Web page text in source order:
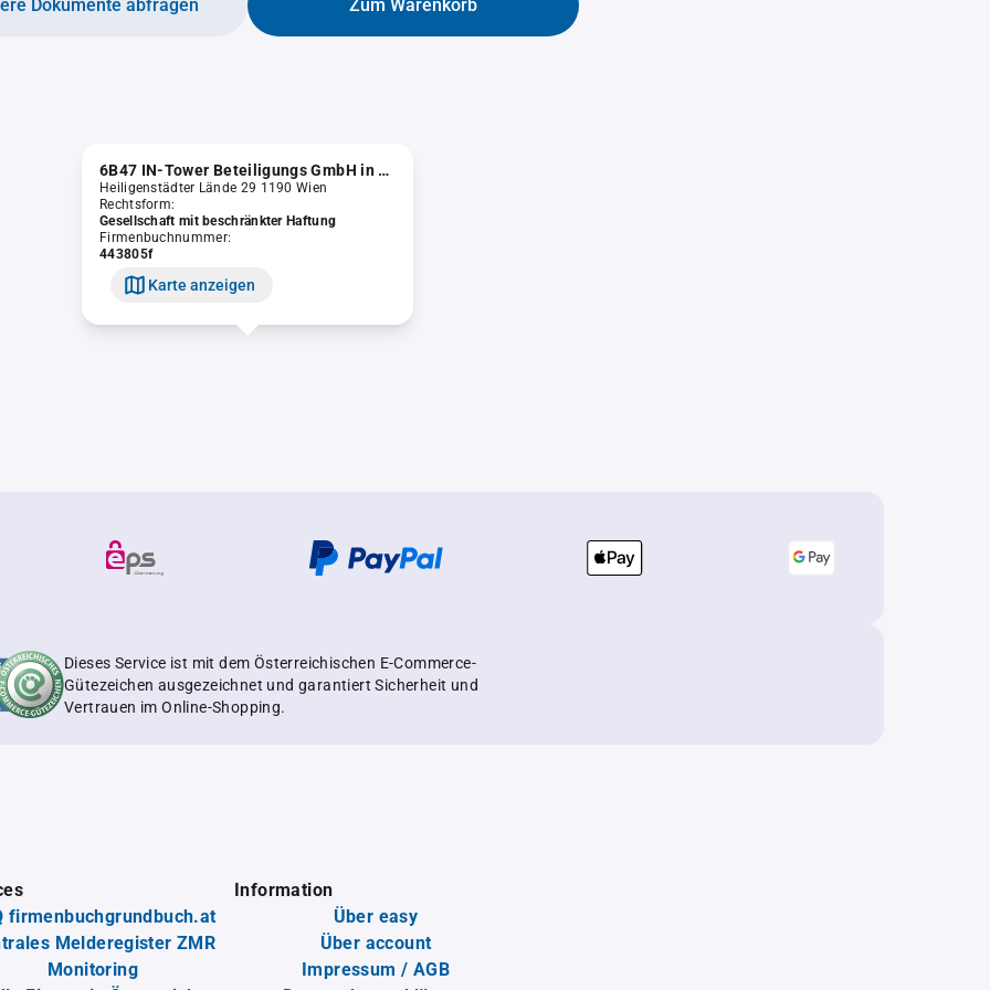
Zum Warenkorb
Dokumente abfragen
6B47 IN-Tower Beteiligungs GmbH in Liqu.
Heiligenstädter Lände 29 1190 Wien
Rechtsform:
Gesellschaft mit beschränkter Haftung
Firmenbuchnummer:
443805f
Karte anzeigen
Dieses Service ist mit dem Österreichischen E-Commerce-
Gütezeichen ausgezeichnet und garantiert Sicherheit und
Vertrauen im Online-Shopping.
firmenbuchgrundbuch.at
Melderegister ZMR
Monitoring
Information
Über easy
Über account
Impressum / AGB